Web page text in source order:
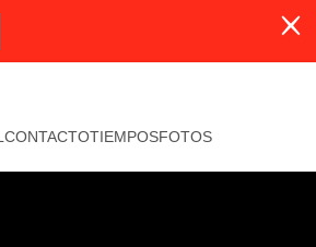
CONTACTOTIEMPOSFOTOS